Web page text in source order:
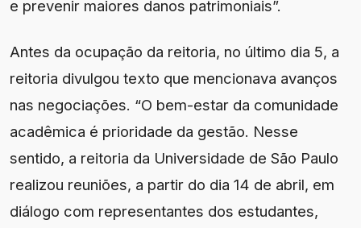
e prevenir maiores danos patrimoniais”.
Antes da ocupação da reitoria, no último dia 5, a
reitoria divulgou texto que mencionava avanços
nas negociações. “O bem-estar da comunidade
acadêmica é prioridade da gestão. Nesse
sentido, a reitoria da Universidade de São Paulo
realizou reuniões, a partir do dia 14 de abril, em
diálogo com representantes dos estudantes,